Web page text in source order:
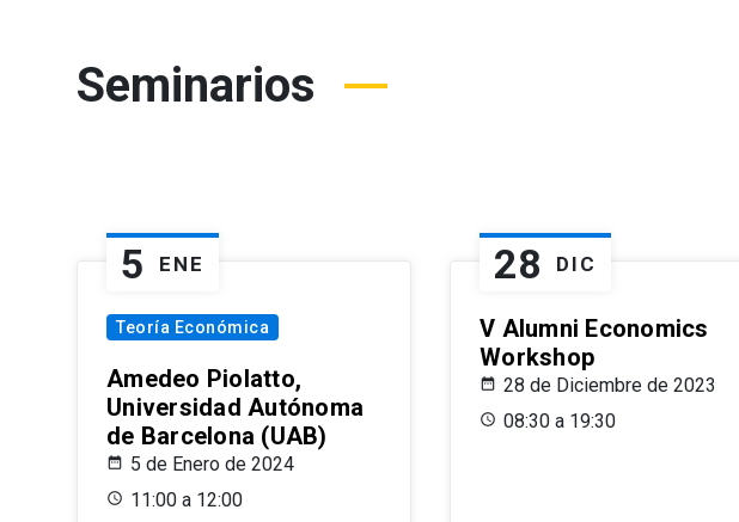
Seminarios
5 ENE
Teoría Económica
Amedeo Piolatto,
Universidad Autónoma
de Barcelona (UAB)
5 de Enero de 2024
11:00 a 12:00
28 DIC
V Alumni Economics
Workshop
28 de Diciembre de 2023
08:30 a 19:30